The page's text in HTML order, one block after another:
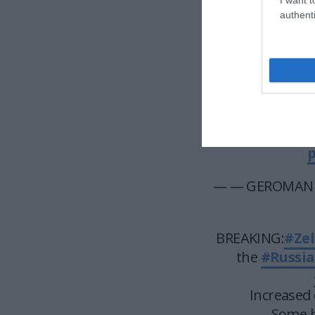
— Arthur
"After squads
to disappear
in the border
evacuate
— —
BREAKING:
the